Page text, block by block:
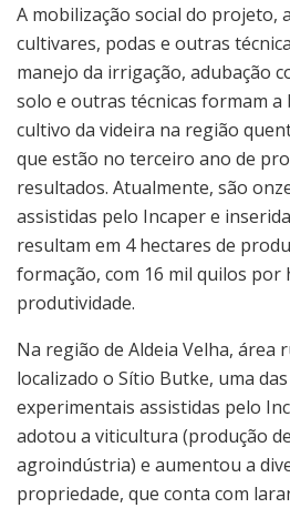
A mobilização social do projeto,
cultivares, podas e outras
manejo da irrigação, adubação
solo e outras técnicas formam
cultivo da videira na região
que estão no terceiro ano de
resultados. Atualmente, são
assistidas pelo Incaper e
resultam em 4 hectares de
formação, com 16 mil quilos por
produtividade.
Na região de Aldeia Velha, área
localizado o Sítio Butke, uma
experimentais assistidas pelo
adotou a viticultura (produção
agroindústria) e aumentou a
propriedade, que conta com